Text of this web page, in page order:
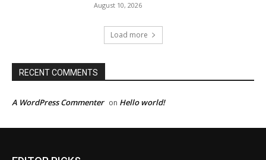
August 10, 2026
Load more
RECENT COMMENTS
A WordPress Commenter on Hello world!